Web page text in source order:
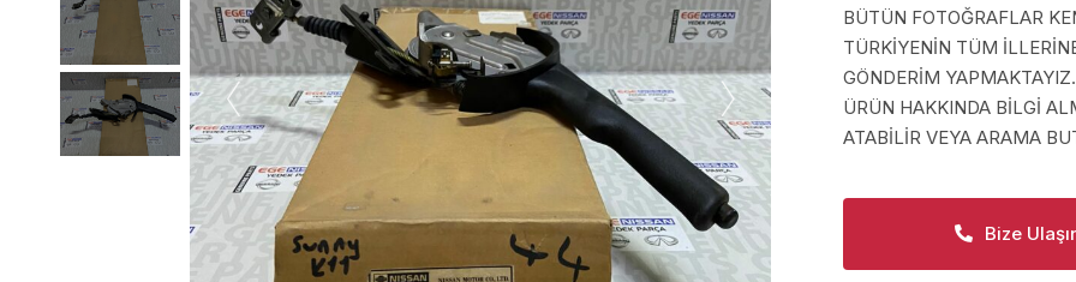
BÜTÜN FOTOĞRAFLAR
TÜRKİYENİN TÜM
GÖNDERİM YAPMAKTAYIZ.
ÜRÜN HAKKINDA BİLGİ
ATABİLİR VEYA ARAMA
Bize